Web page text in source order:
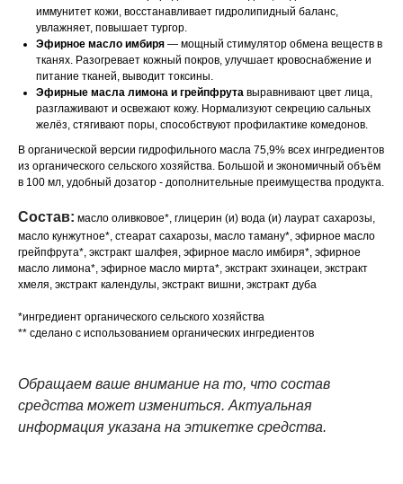
иммунитет кожи, восстанавливает гидролипидный баланс,
увлажняет, повышает тургор.
Эфирное масло имбиря — мощный стимулятор обмена веществ в
тканях. Разогревает кожный покров, улучшает кровоснабжение и
питание тканей, выводит токсины.
Эфирные масла лимона и грейпфрута выравнивают цвет лица,
разглаживают и освежают кожу. Нормализуют секрецию сальных
желёз, стягивают поры, способствуют профилактике комедонов.
В органической версии гидрофильного масла 75,9% всех ингредиентов
из органического сельского хозяйства. Большой и экономичный объём
в 100 мл, удобный дозатор - дополнительные преимущества продукта.
Состав: масло оливковое*, глицерин (и) вода (и) лаурат сахарозы,
масло кунжутное*, стеарат сахарозы, масло таману*, эфирное масло
грейпфрута*, экстракт шалфея, эфирное масло имбиря*, эфирное
масло лимона*, эфирное масло мирта*, экстракт эхинацеи, экстракт
хмеля, экстракт календулы, экстракт вишни, экстракт дуба
*ингредиент органического сельского хозяйства
** сделано с использованием органических ингредиентов
Обращаем ваше внимание на то, что состав
средства может измениться. Актуальная
информация указана на этикетке средства.